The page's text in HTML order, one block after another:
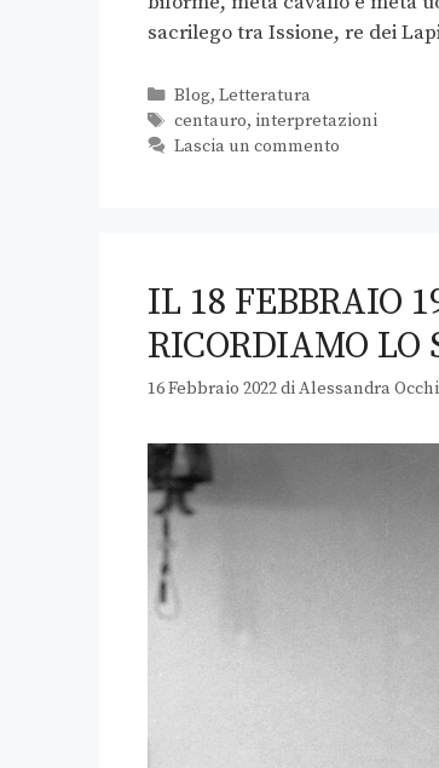
sacrilego tra Issione, re dei
Blog, Letteratura
centauro, interpretazioni
Lascia un commento
IL 18 FEBBRAIO
RICORDIAMO LO
16 Febbraio 2022diAlessandra